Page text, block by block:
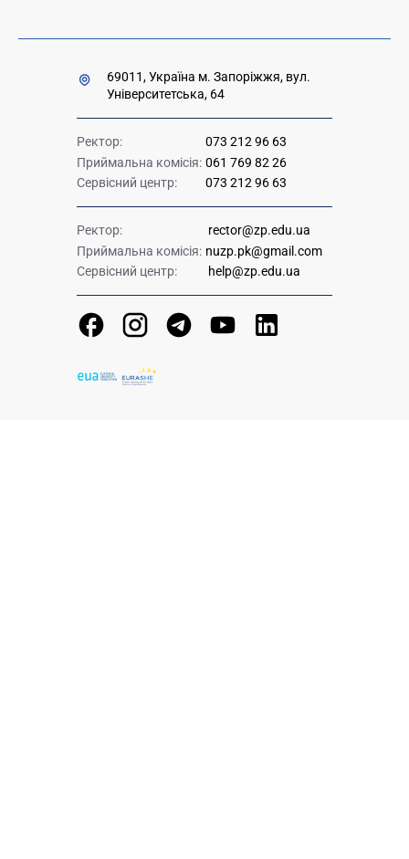
69011, Україна м. Запоріжжя, вул.
Університетська, 64
Ректор:
073 212 96 63
Приймальна комісія: 061 769 82 26
Сервісний центр:
073 212 96 63
Ректор:
rector@zp.edu.ua
Приймальна комісія: nuzp.pk@gmail.com
Сервісний центр:
help@zp.edu.ua